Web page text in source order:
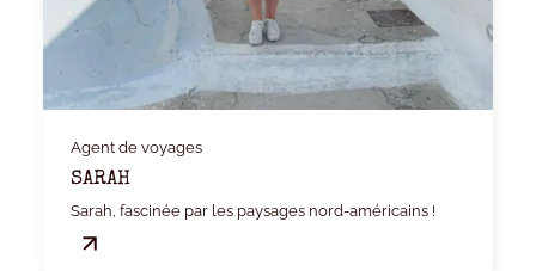
Agent de voyages
SARAH
Sarah, fascinée par les paysages nord-américains !